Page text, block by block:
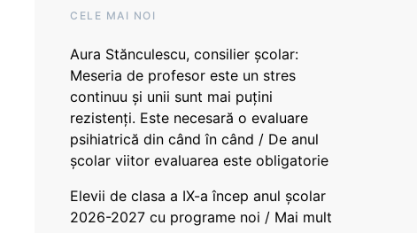
CELE MAI NOI
Aura Stănculescu, consilier școlar:
Meseria de profesor este un stres
continuu și unii sunt mai puțini
rezistenți. Este necesară o evaluare
psihiatrică din când în când / De anul
școlar viitor evaluarea este obligatorie
Elevii de clasa a IX-a încep anul școlar
2026-2027 cu programe noi / Mai mult